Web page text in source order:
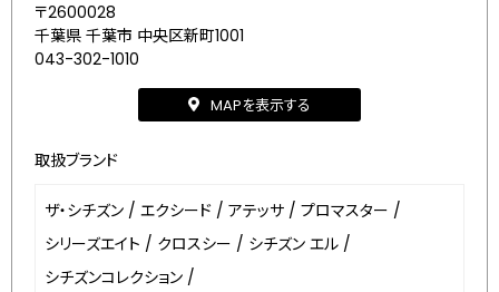
〒2600028
千葉県 千葉市 中央区新町1001
043-302-1010
MAPを表示する
取扱ブランド
ザ・シチズン / エクシード / アテッサ / プロマスター /
シリーズエイト / クロスシー / シチズン エル /
シチズンコレクション /